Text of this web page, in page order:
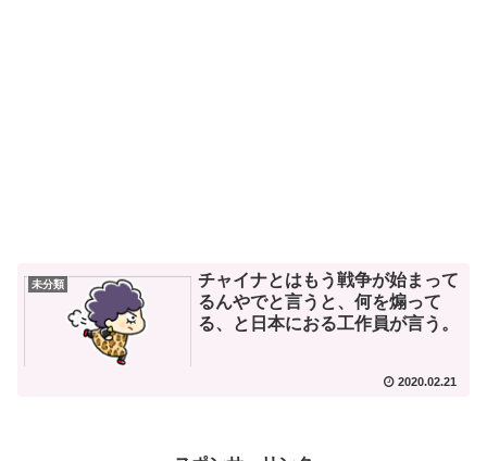
未分類
チャイナとはもう戦争が始まって
るんやでと言うと、何を煽って
る、と日本におる工作員が言う。
2020.02.21